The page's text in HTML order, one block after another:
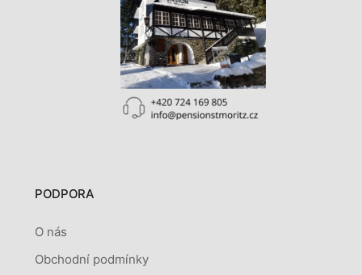
PODPORA
O nás
Obchodní podmínky